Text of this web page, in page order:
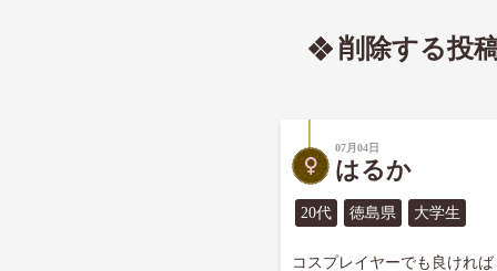
削除する投
07月04日
はるか
20代 徳島県 大学生
コスプレイヤーでも良ければ